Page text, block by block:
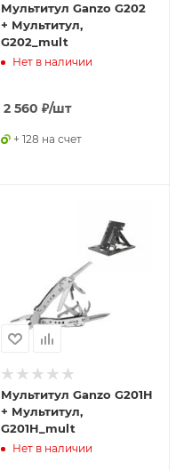
Мультитул Ganzo G202
+ Мультитул,
G202_mult
Нет в наличии
2 560 ₽/шт
+ 128 на счет
Мультитул Ganzo G201H
+ Мультитул,
G201H_mult
Нет в наличии